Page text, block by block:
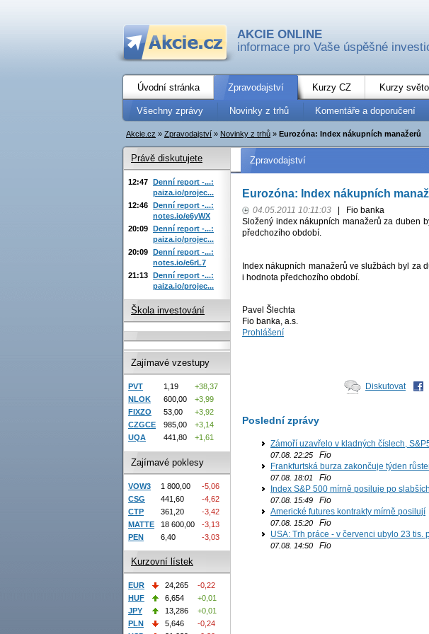
AKCIE ONLINE
informace pro Vaše úspěšné
Úvodní stránka Zpravodajství Kurzy CZ Kurzy
Všechny zprávy Novinky z trhů Komentáře a doporučení
Akcie.cz » Zpravodajství » Novinky z trhů » Eurozóna: Index nákupních manažerů
Zpravodajství
Eurozóna: Index nákupních
04.05.2011 10:11:03
Fio banka
Složený index nákupních manažerů za duben
předchozího období.
Index nákupních manažerů ve službách byl za
i hodnota předchozího období.
Pavel Šlechta
Fio banka, a.s.
Prohlášení
Diskutovat
Poslední zprávy
Zámoří uzavřelo v kladných číslech,
07.08. 22:25 Fio
Frankfurtská burza zakončuje týden
07.08. 18:01
Fio
Index S&P 500 mírně posiluje po
07.08. 15:49 Fio
Americké futures kontrakty mírně posilují
07.08. 15:20 Fio
USA: Trh práce - v červenci ubylo 23 tis.
07.08. 14:50 Fio
Právě diskutujete
12:47 Denní report -...:
paiza.io/projec...
12:46 Denní report -...:
notes.io/e6yWX
20:09 Denní report -...:
paiza.io/projec...
20:09 Denní report -...:
notes.io/e6rL7
21:13 Denní report -...:
paiza.io/projec...
Škola investování
Zajímavé vzestupy
PVT 1,19
+38,37
NLOK
600,00
+3,99
FIXZO
53,00
+3,92
CZGCE
985,00
+3,14
UQA
441,80 +1,61
Zajímavé poklesy
VOW3 1 800,00
-5,06
CSG
441,60
-4,62
CTP
361,20
-3,42
MATTE
18 600,00
-3,13
PEN
6,40 -3,03
Kurzovní lístek
EUR 24,265
-0,22
HUF
6,654
+0,01
JPY
13,286
+0,01
PLN
5,646
-0,24